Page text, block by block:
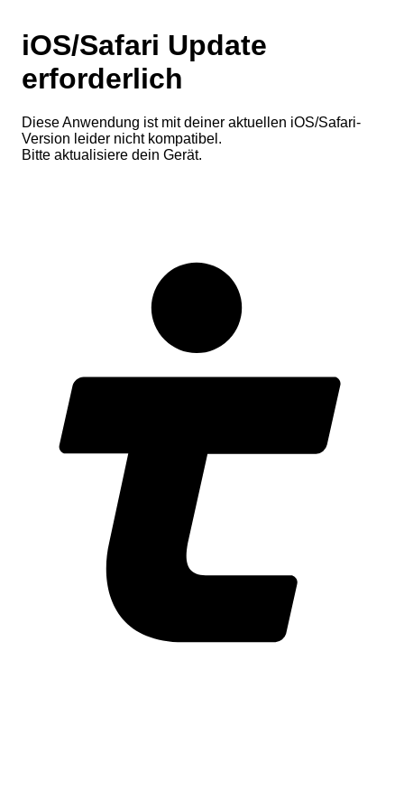
iOS/Safari Update
erforderlich
Diese Anwendung ist mit deiner aktuellen iOS/Safari-
Version leider nicht kompatibel.
Bitte aktualisiere dein Gerät.